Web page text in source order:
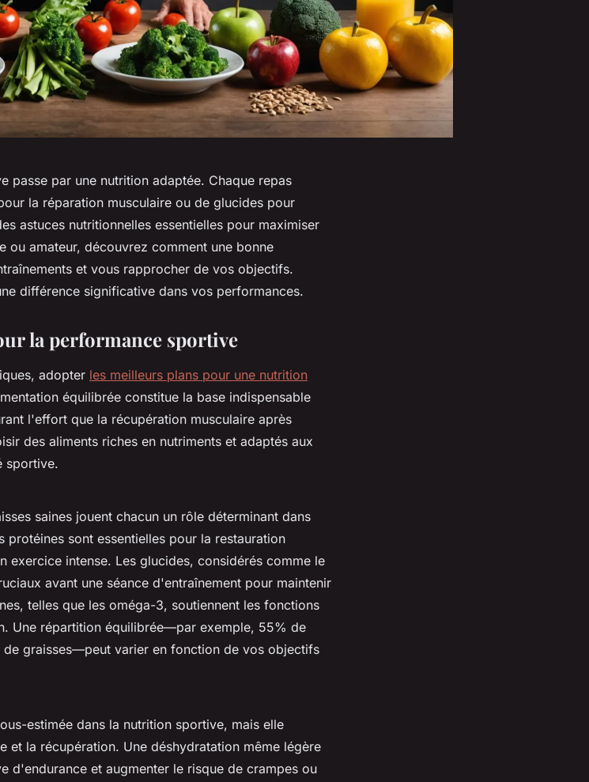
passe par une nutrition adaptée. Chaque repas
la réparation musculaire ou de glucides pour
astuces nutritionnelles essentielles pour maximiser
ou amateur, découvrez comment une bonne
et vous rapprocher de vos objectifs.
différence significative dans vos performances.
la performance sportive
adopter les meilleurs plans pour une nutrition
équilibrée constitue la base indispensable
l'effort que la récupération musculaire après
des aliments riches en nutriments et adaptés aux
sportive.
saines jouent chacun un rôle déterminant dans
sont essentielles pour la restauration
exercice intense. Les glucides, considérés comme le
avant une séance d'entraînement pour maintenir
telles que les oméga-3, soutiennent les fonctions
Une répartition équilibrée—par exemple, 55% de
graisses—peut varier en fonction de vos objectifs
estimée dans la nutrition sportive, mais elle
et la récupération. Une déshydratation même légère
d'endurance et augmenter le risque de crampes ou